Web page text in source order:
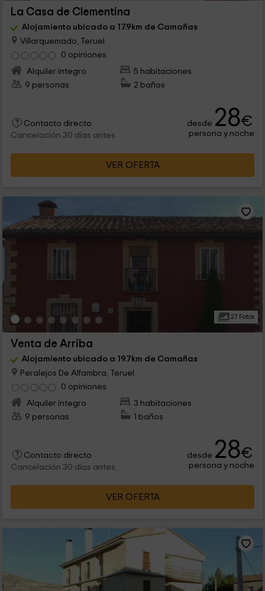
La Casa de Clementina
Alojamiento ubicado a 17.9km de Camañas
Villarquemado, Teruel
0 opiniones
Alquiler íntegro
5 habitaciones
9 personas
2 baños
Contacto directo
Cancelación 30 días antes
desde 28€
persona y noche
VER OFERTA
27 Fotos
Venta de Arriba
Alojamiento ubicado a 19.7km de Camañas
Peralejos De Alfambra, Teruel
0 opiniones
Alquiler íntegro
3 habitaciones
9 personas
1 baños
Contacto directo
Cancelación 30 días antes
desde 28€
persona y noche
VER OFERTA